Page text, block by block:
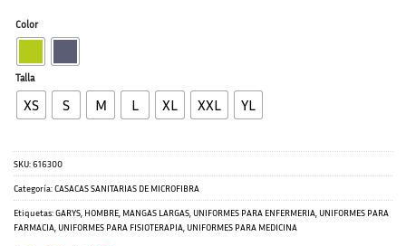
Color
Talla
XS S M L XL XXL YL
SKU:616300
Categoría:CASACAS SANITARIAS DE MICROFIBRA
Etiquetas:GARYS HOMBRE MANGAS LARGAS UNIFORMES PARA ENFERMERIA UNIFORMES PARA
FARMACIA UNIFORMES PARA FISIOTERAPIA UNIFORMES PARA MEDICINA